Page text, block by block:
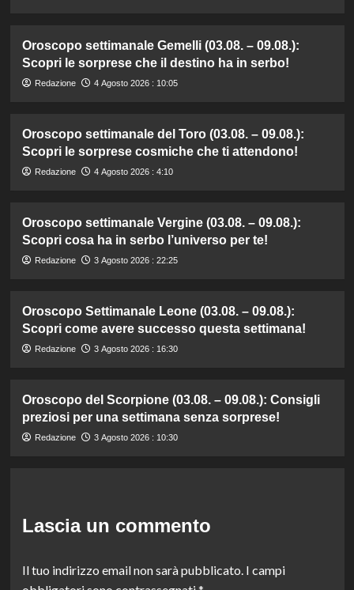
Oroscopo settimanale Gemelli (03.08. – 09.08.):
Scopri le sorprese che il destino ha in serbo!
Redazione 4 Agosto 2026 : 10:05
Oroscopo settimanale del Toro (03.08. – 09.08.):
Scopri le sorprese cosmiche che ti attendono!
Redazione 4 Agosto 2026 : 4:10
Oroscopo settimanale Vergine (03.08. – 09.08.):
Scopri cosa ha in serbo l’universo per te!
Redazione 3 Agosto 2026 : 22:25
Oroscopo Settimanale Leone (03.08. – 09.08.):
Scopri come avere successo questa settimana!
Redazione 3 Agosto 2026 : 16:30
Oroscopo del Scorpione (03.08. – 09.08.): Consigli
preziosi per una settimana senza sorprese!
Redazione 3 Agosto 2026 : 10:30
Lascia un commento
Il tuo indirizzo email non sarà pubblicato. I campi